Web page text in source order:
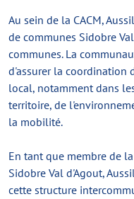
Au sein de la CACM,
de communes Sidobre
communes. La
d'assurer la coordination
local, notamment dans
territoire, de
la mobilité.
En tant que membre de
Sidobre Val d'Agout,
cette structure